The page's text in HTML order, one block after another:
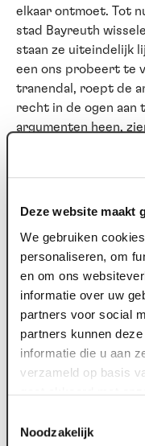
Deze website maakt
We gebruiken
personaliseren, om
en om ons
informatie over uw
partners voor social
partners kunnen
informatie die u aan
verzameld op basis
gaat akkoord met
Noodzakelijk
elkaar ontmoet. Tot
stad Bayreuth
staan ze uiteindelijk
een ons probeert te
tranendal, roept de
recht in de ogen aan
argumenten heen,
en Dinda, op zoek
mannen hen liever
Deze voorstelling
Bibliotheek Venlo.
vertoon van je
met je persoonlijke
korting op tickets.
Concept, tekst en
In samenwerking met